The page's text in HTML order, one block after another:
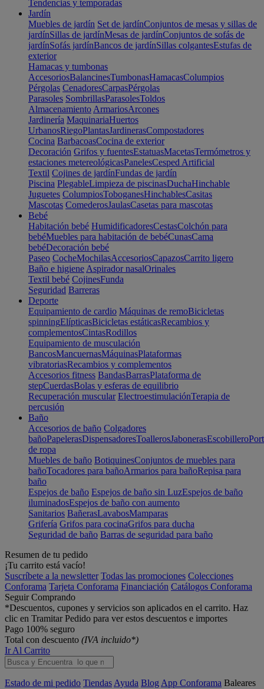
Tendencias y temporadas
Jardín
Muebles de jardín Set de jardínConjuntos de mesas y sillas de
jardínSillas de jardínMesas de jardínConjuntos de sofás de
jardínSofás jardínBancos de jardínSillas colgantesEstufas de
exterior
Hamacas y tumbonas
AccesoriosBalancinesTumbonasHamacasColumpios
Pérgolas CenadoresCarpasPérgolas
Parasoles SombrillasParasolesToldos
Almacenamiento ArmariosArcones
Jardinería MaquinariaHuertos
UrbanosRiegoPlantasJardinerasCompostadores
Cocina BarbacoasCocina de exterior
Decoración Grifos y fuentesEstatuasMacetasTermómetros y
estaciones metereológicasPanelesCesped Artificial
Textil Cojines de jardínFundas de jardín
Piscina PlegableLimpieza de piscinasDuchaHinchable
Juguetes ColumpiosToboganesHinchablesCasitas
Mascotas ComederosJaulasCasetas para mascotas
Bebé
Habitación bebé HumidificadoresCestasColchón para
bebéMuebles para habitación de bebéCunasCama
bebéDecoración bebé
Paseo CocheMochilasAccesoriosCapazosCarrito ligero
Baño e higiene Aspirador nasalOrinales
Textil bebé CojinesFunda
Seguridad Barreras
Deporte
Equipamiento de cardio Máquinas de remoBicicletas
spinningElípticasBicicletas estáticasRecambios y
complementosCintasRodillos
Equipamiento de musculación
BancosMancuernasMáquinasPlataformas
vibratoriasRecambios y complementos
Accesorios fitness BandasBarrasPlataforma de
stepCuerdasBolas y esferas de equilibrio
Recuperación muscular ElectroestimulaciónTerapia de
percusión
Baño
Accesorios de baño Colgadores
bañoPapelerasDispensadoresToallerosJabonerasEscobillero
de ropa
Muebles de baño BotiquinesConjuntos de muebles para
bañoTocadores para bañoArmarios para bañoRepisa para
baño
Espejos de baño Espejos de baño sin LuzEspejos de baño
iluminadosEspejos de baño con aumento
Sanitarios BañerasLavabosMamparas
Grifería Grifos para cocinaGrifos para ducha
Seguridad de baño Barras de seguridad para baño
Resumen de tu pedido
¡Tu carrito está vacío!
Suscríbete a la newsletter Todas las promociones Colecciones
Conforama Tarjeta Conforama Financiación Catálogos Conforama
Seguir Comprando
*Descuentos, cupones y servicios son aplicados en el carrito. Haz
clic en Tramitar Pedido para ver estos descuentos e importes
Pago 100% seguro
Total con descuento (IVA incluido*)
Ir Al Carrito
Estado de mi pedido Tiendas Ayuda Blog App Conforama Baleares